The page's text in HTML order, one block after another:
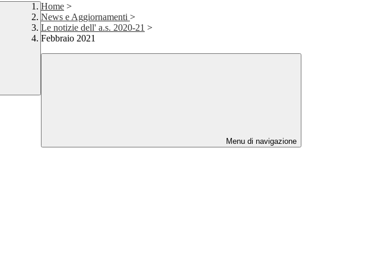
Home >
News e Aggiornamenti >
Le notizie dell' a.s. 2020-21 >
Febbraio 2021
Menu di navigazione